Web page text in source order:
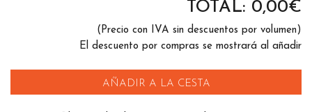
TOTAL: 0,00€
(Precio con IVA sin descuentos por volumen)
El descuento por compras se mostrará al añadir
AÑADIR A LA CESTA